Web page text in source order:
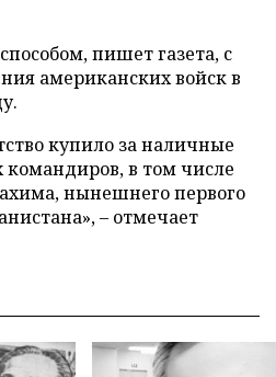
пишет газета, с
американских войск в
купило за наличные
в том числе
нынешнего первого
– отмечает